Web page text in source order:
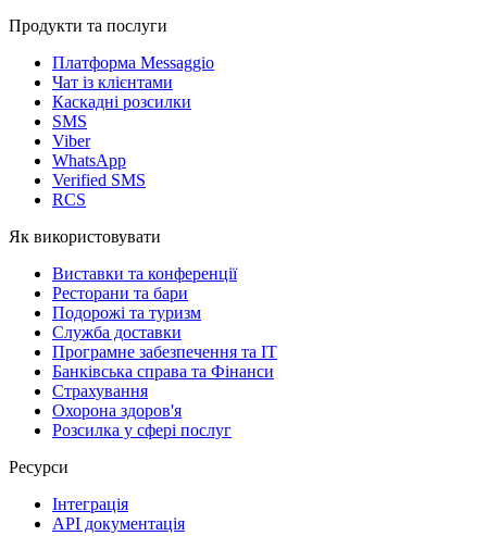
Продукти та послуги
Платформа Messaggio
Чат із клієнтами
Каскадні розсилки
SMS
Viber
WhatsApp
Verified SMS
RCS
Як використовувати
Виставки та конференції
Ресторани та бари
Подорожі та туризм
Служба доставки
Програмне забезпечення та IT
Банківська справа та Фінанси
Страхування
Охорона здоров'я
Розсилка у сфері послуг
Ресурси
Інтеграція
API документація